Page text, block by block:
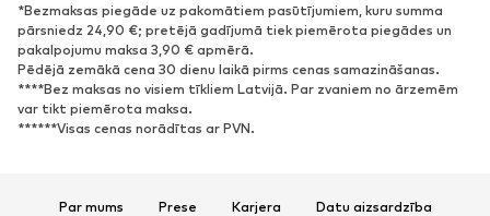
APAVI
Jaunumi
Šobrīd populāri
Brīvā laika apavi
Puszābaki
Augstpapēžu apavi
Zābaki
*Bezmaksas piegāde uz pakomātiem pasūtījumiem, kuru summa
pārsniedz 24,90 €; pretējā gadījumā tiek piemērota piegādes un
pakalpojumu maksa 3,90 € apmērā.
Pēdējā zemākā cena 30 dienu laikā pirms cenas samazināšanas.
****Bez maksas no visiem tīkliem Latvijā. Par zvaniem no ārzemēm
var tikt piemērota maksa.
******Visas cenas norādītas ar PVN.
Par mums Prese Karjera Datu aizsardzība